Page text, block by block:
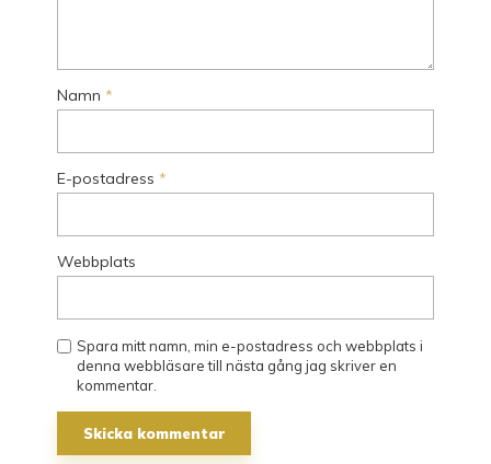
Namn *
E-postadress *
Webbplats
Spara mitt namn, min e-postadress och webbplats i
denna webbläsare till nästa gång jag skriver en
kommentar.